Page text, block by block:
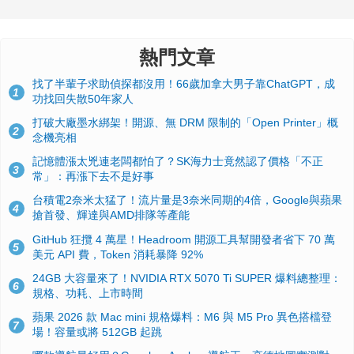
熱門文章
1
找了半輩子求助偵探都沒用！66歲加拿大男子靠ChatGPT，成
功找回失散50年家人
2
打破大廠墨水綁架！開源、無 DRM 限制的「Open Printer」概
念機亮相
3
記憶體漲太兇連老闆都怕了？SK海力士竟然認了價格「不正
常」：再漲下去不是好事
4
台積電2奈米太猛了！流片量是3奈米同期的4倍，Google與蘋果
搶首發、輝達與AMD排隊等產能
5
GitHub 狂攬 4 萬星！Headroom 開源工具幫開發者省下 70 萬
美元 API 費，Token 消耗暴降 92%
6
24GB 大容量來了！NVIDIA RTX 5070 Ti SUPER 爆料總整理：
規格、功耗、上市時間
7
蘋果 2026 款 Mac mini 規格爆料：M6 與 M5 Pro 異色搭檔登
場！容量或將 512GB 起跳